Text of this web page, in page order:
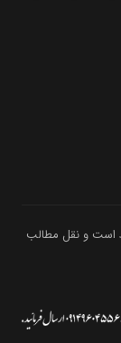
است و نقل مطالب